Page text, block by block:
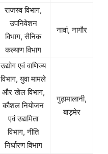
राजस्व विभाग,
उपनिवेशन
विभाग, सैनिक
कल्याण विभाग
नावां, नागौर
उद्योग एवं वाणिज्य
विभाग, युवा मामले
और खेल विभाग,
कौशल नियोजन
एवं उद्यमिता
विभाग, नीति
निर्धारण विभाग
गुढ़ामालानी,
बाड़मेर